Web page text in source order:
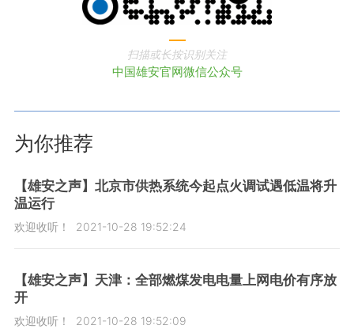
扫描或长按识别关注
中国雄安官网微信公众号
为你推荐
【雄安之声】北京市供热系统今起点火调试遇低温将升
温运行
欢迎收听！ 2021-10-28 19:52:24
【雄安之声】天津：全部燃煤发电电量上网电价有序放
开
欢迎收听！ 2021-10-28 19:52:09